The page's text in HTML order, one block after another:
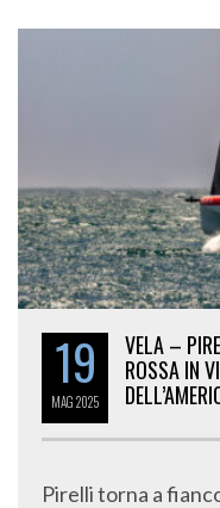
19
MAG2025
VELA –
ROSSA IN
Pirelli torna a